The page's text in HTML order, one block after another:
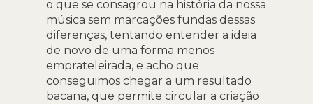
o que se consagrou na história da nossa
música sem marcações fundas dessas
diferenças, tentando entender a ideia
de novo de uma forma menos
emprateleirada, e acho que
conseguimos chegar a um resultado
bacana, que permite circular a criação